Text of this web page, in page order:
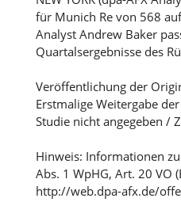
für Munich Re von 568
Analyst Andrew Baker
Quartalsergebnisse des
Veröffentlichung der
Erstmalige Weitergabe
Studie nicht angegeben /
Hinweis: Informationen
Abs. 1 WpHG, Art. 20 VO
http://web.dpa-afx.de/